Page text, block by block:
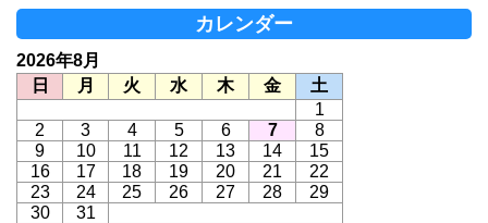
カレンダー
2026年8月
日
月 火 水 木 金
土
1
2
3 4 5 6 7
8
9
10 11 12 13 14
15
16
17 18 19 20 21
22
23
24 25 26 27 28
29
30
31